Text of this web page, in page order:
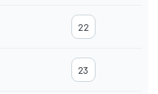
22
23